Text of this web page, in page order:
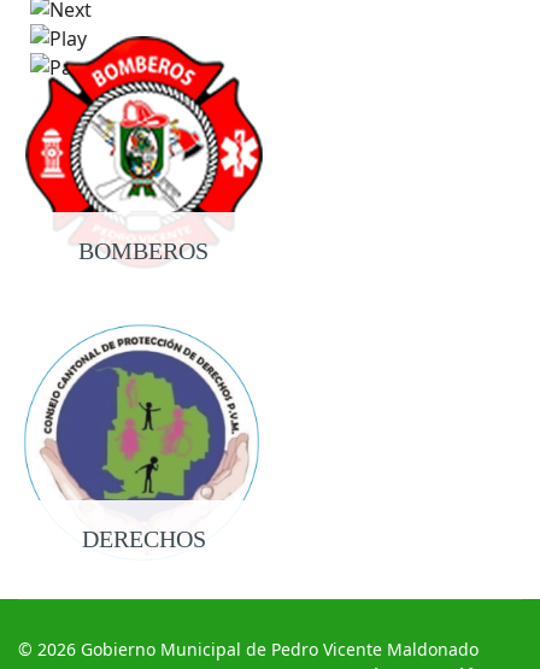
BOMBEROS
DERECHOS
© 2026 Gobierno Municipal de Pedro Vicente Maldonado